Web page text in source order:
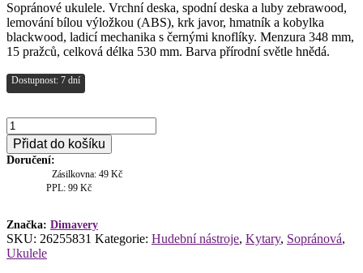
Sopránové ukulele. Vrchní deska, spodní deska a luby zebrawood,
lemování bílou výložkou (ABS), krk javor, hmatník a kobylka
blackwood, ladicí mechanika s černými knoflíky. Menzura 348 mm,
15 pražců, celková délka 530 mm. Barva přírodní světle hnědá.
Dostupnost: 7 dní
Dimavery
UK-
400,
sopránové
Přidat do košíku
Doručení:
Zásilkovna: 49 Kč
PPL: 99 Kč
Značka: Dimavery
SKU: 26255831 Kategorie: Hudební nástroje, Kytary, Sopránová,
Ukulele